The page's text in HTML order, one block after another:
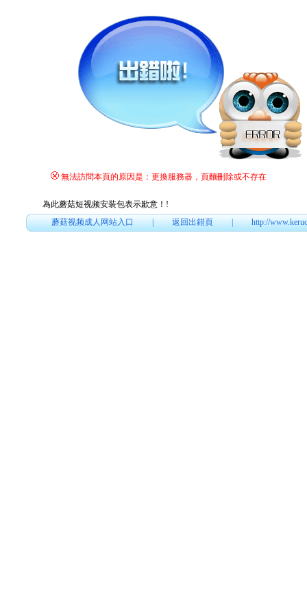
無法訪問本頁的原因是：更換服務器，頁麵刪除或不存在
為此蘑菇短视频安装包表示歉意！ !
蘑菇视频成人网站入口|返回出錯頁|http://